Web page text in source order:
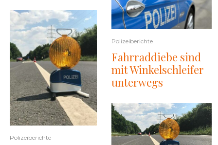
Polizeiberichte
Polizeiberichte
Fahrraddiebe sind
mit Winkelschleifer
unterwegs